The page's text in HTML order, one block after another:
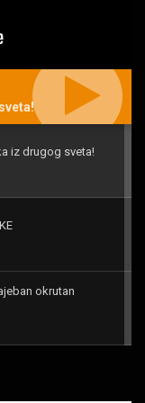
iz drugog sveta!
okrutan